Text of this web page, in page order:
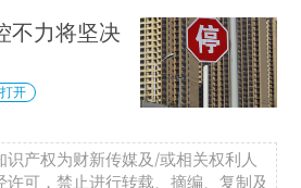
不力将坚决
开
产权为财新传媒及/或相关权利人
可，禁止进行转载、摘编、复制及